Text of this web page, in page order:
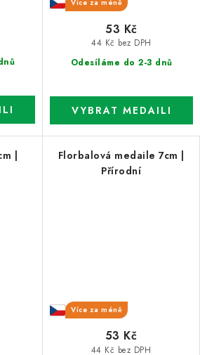
Více za méně
Odesíláme do 2-3 dnů
44 Kč bez DPH
53 Kč
|
Florbalová medaile 7cm |
Přírodní
Více za méně
44 Kč bez DPH
53 Kč